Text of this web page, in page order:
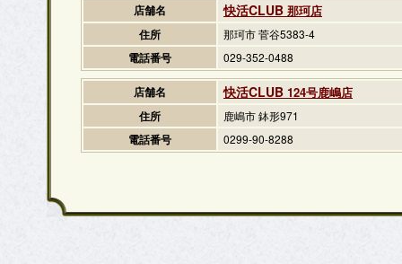
店舗名 快活CLUB 那珂店
住所 那珂市 菅谷5383-4
電話番号 029-352-0488
店舗名 快活CLUB 124号鹿嶋店
住所 鹿嶋市 鉢形971
電話番号 0299-90-8288